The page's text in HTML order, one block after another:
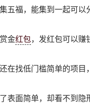
集五福，能集到一起可以
金红包，发红包可以赚
在找低门槛简单的项目
表面简单，却看不到隐